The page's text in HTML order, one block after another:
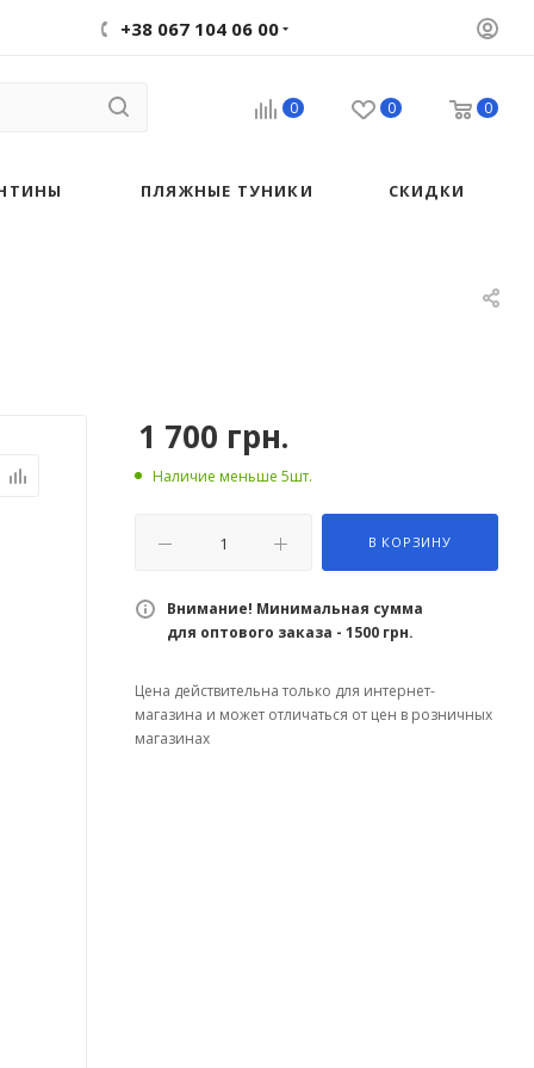
+38 067 104 06 00
0 0 0
ПЛЯЖНЫЕ ТУНИКИ СКИДКИ
1 700 грн.
Наличие меньше 5шт.
В КОРЗИНУ
Внимание! Минимальная сумма
для оптового заказа - 1500 грн.
Цена действительна только для интернет-
магазина и может отличаться от цен в розничных
магазинах